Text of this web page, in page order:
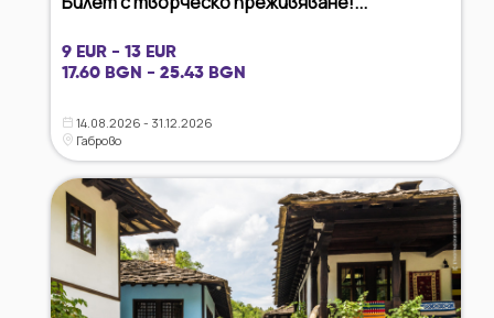
9 EUR - 13 EUR
17.60 BGN - 25.43 BGN
14.08.2026 - 31.12.2026
Габрово